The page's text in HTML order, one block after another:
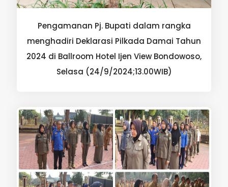
Pengamanan Pj. Bupati dalam rangka
menghadiri Deklarasi Pilkada Damai Tahun
2024 di Ballroom Hotel Ijen View Bondowoso,
Selasa (24/9/2024;13.00WIB)